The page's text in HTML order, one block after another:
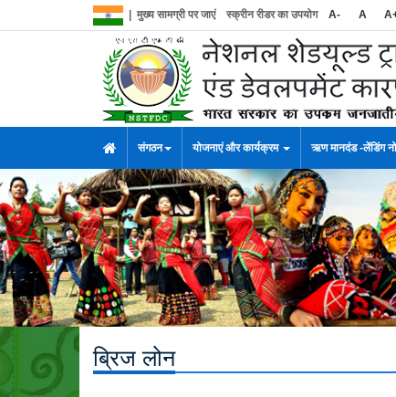
मुख्य सामग्री पर जाएं स्क्रीन रीडर का उपयोग A- A
संगठन योजनाएं और कार्यक्रम ऋण मानदंड -लेंडिंग
ब्रिज लोन